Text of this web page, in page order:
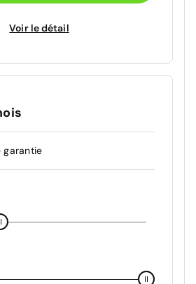
Voir le détail
garantie